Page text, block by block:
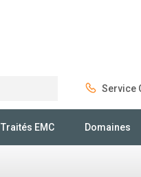
Service
Traités EMC Domaines